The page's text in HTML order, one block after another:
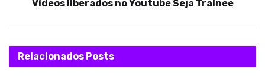
Vídeos liberados no Youtube Seja Trainee
Relacionados Posts